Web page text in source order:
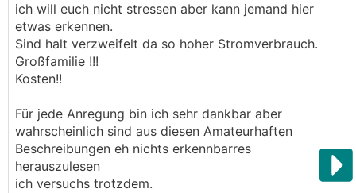
ich will euch nicht stressen aber kann jemand hier
etwas erkennen.
Sind halt verzweifelt da so hoher Stromverbrauch.
Großfamilie !!!
Kosten!!
Für jede Anregung bin ich sehr dankbar aber
wahrscheinlich sind aus diesen Amateurhaften
Beschreibungen eh nichts erkennbarres
herauszulesen
ich versuchs trotzdem.